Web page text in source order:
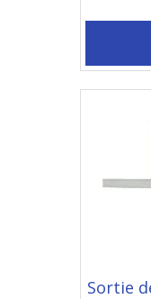
Sortie